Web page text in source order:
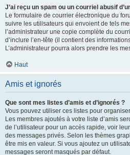
J’ai reçu un spam ou un courriel abusif
Le formulaire de courrier électronique du
suivre les utilisateurs qui envoient de tels
l’administrateur une copie complète du
d’inclure l’en-tête (il contient des
L’administrateur pourra alors prendre les
Haut
Amis et ignorés
Que sont mes listes d’amis et d’ignorés ?
Vous pouvez utiliser ces listes pour
Les membres ajoutés à votre liste d’amis
de l’utilisateur pour un accès rapide, voir
des messages privés. Selon les thèmes
être mis en valeur. Si vous ajoutez un
messages seront masqués par défaut.